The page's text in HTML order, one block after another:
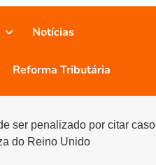
Notícias
Reforma Tributária
ser penalizado por citar caso
do Reino Unido